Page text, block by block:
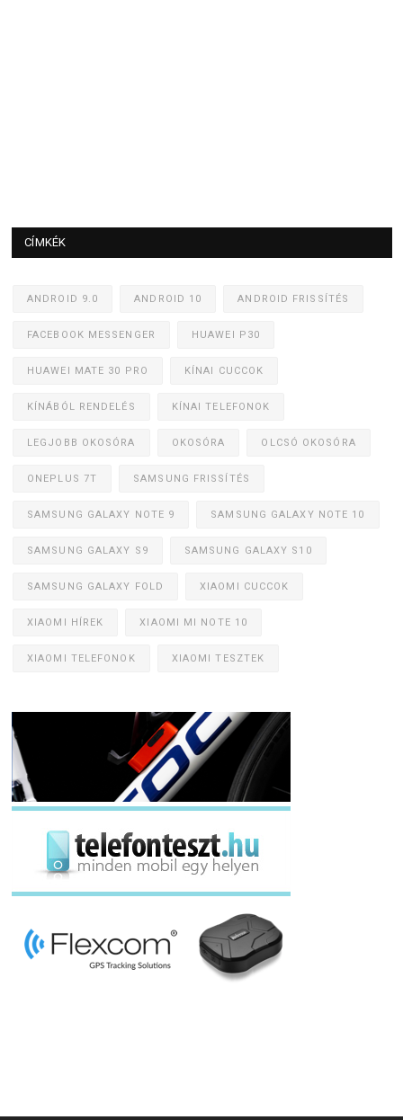
CÍMKÉK
ANDROID 9.0 ANDROID 10 ANDROID FRISSÍTÉS
FACEBOOK MESSENGER HUAWEI P30
HUAWEI MATE 30 PRO KÍNAI CUCCOK
KÍNÁBÓL RENDELÉS KÍNAI TELEFONOK
LEGJOBB OKOSÓRA OKOSÓRA OLCSÓ OKOSÓRA
ONEPLUS 7T SAMSUNG FRISSÍTÉS
SAMSUNG GALAXY NOTE 9 SAMSUNG GALAXY NOTE 10
SAMSUNG GALAXY S9 SAMSUNG GALAXY S10
SAMSUNG GALAXY FOLD XIAOMI CUCCOK
XIAOMI HÍREK XIAOMI MI NOTE 10
XIAOMI TELEFONOK XIAOMI TESZTEK